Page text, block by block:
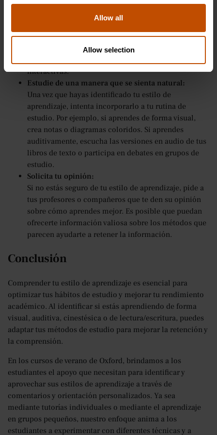
Allow all
Allow selection
aplicaciones como Canva para crear mapas
podcasts o usar grabaciones de audio de las clases, y
los estudiantes cinestésicos pueden usar
aplicaciones que ofrecen experiencias de aprendizaje
interactivas.
Estudie de una manera que se sienta natural:
Una vez que hayas identificado tu estilo de
aprendizaje, intenta incorporarlo a tu rutina de
estudio. Por ejemplo, si aprendes de forma visual,
crea notas o diagramas coloridos. Si aprendes
auditivamente, escucha las versiones en audio de tus
libros de texto o participa en debates en grupos de
estudio.
Solicita tu opinión:
Si no estás seguro de tu estilo de aprendizaje, pide a
tus profesores o compañeros que te den su opinión
sobre cómo aprendes mejor. Es posible que puedan
ofrecerte información valiosa sobre los métodos que
parecen ayudarte a retener la información.
Conclusión
Comprender tu estilo de aprendizaje es esencial para
optimizar tus hábitos de estudio y mejorar tu rendimiento
académico. Al identificar si estás aprendiendo de forma
visual, auditiva, cinestésica o de lectura/escritura, puedes
adaptar tus métodos de estudio para mejorar la retención y
la comprensión.
En los cursos de verano de Oxford, brindamos a los
estudiantes el apoyo que necesitan para identificar y
aprovechar sus estilos de aprendizaje a través de
comentarios y orientación personalizados. Ya sea
mediante tutorías individuales o mediante el aprendizaje
en grupos pequeños, nuestro enfoque anima a los
estudiantes a experimentar con diferentes técnicas y a